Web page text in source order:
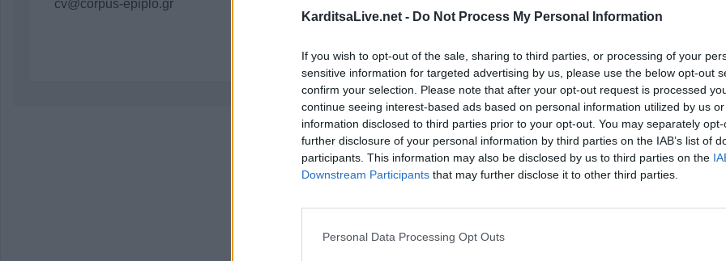
KarditsaLive.net - Do Not Process My Personal Information
If you wish to opt-out of the sale, sharing to third parties, or processing of your
sensitive information for targeted advertising by us, please use the below opt-out
confirm your selection. Please note that after your opt-out request is processed
continue seeing interest-based ads based on personal information utilized by us
information disclosed to third parties prior to your opt-out. You may separately
further disclosure of your personal information by third parties on the IAB’s list of
participants. This information may also be disclosed by us to third parties on the
Downstream Participants that may further disclose it to other third parties.
Personal Data Processing Opt Outs
cv@corpus-epiplo.gr
Επιστήμη- Υγεία:
δυσκολίες
24 Ιουλίου 2026, 10:19